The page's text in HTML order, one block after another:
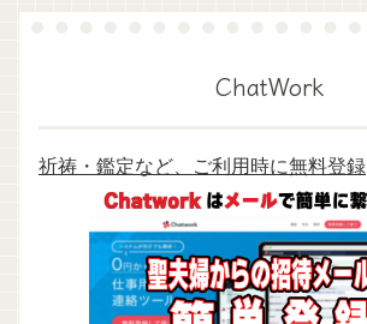
ChatWork
祈祷・鑑定など、ご利用時に無料登録